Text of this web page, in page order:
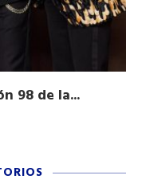
98 de la...